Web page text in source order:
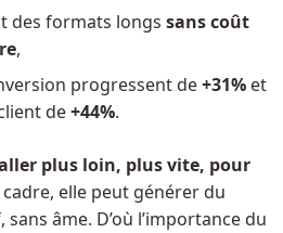
des formats longs sans coût
,
progressent de+31% et
de+44%.
plus loin, plus vite, pour
cadre, elle peut générer du
âme. D’où l’importance du